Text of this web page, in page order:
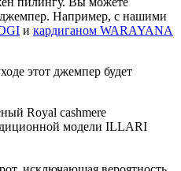
джемпер. Например, с нашими
и кардиганом WARAYANA
этот джемпер будет
Royal cashmere
модели ILLARI